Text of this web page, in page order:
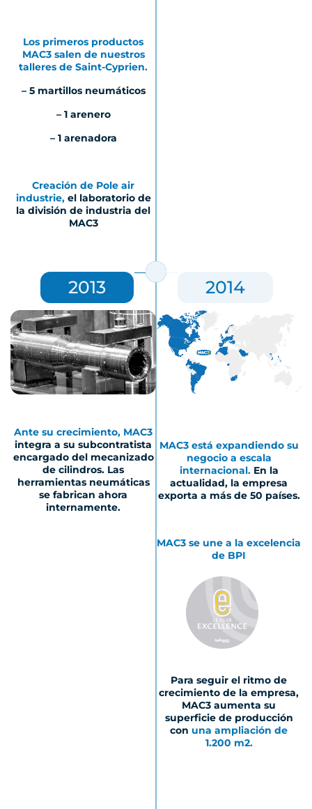
Los primeros productos
MAC3 salen de nuestros
talleres de Saint-Cyprien.
– 5 martillos neumáticos
– 1 arenero
– 1 arenadora
Creación de Pole air
industrie,el laboratorio de
la división de industria del
MAC3
2013
Ante su crecimiento, MAC3
integra a su subcontratista
encargado del mecanizado
de cilindros. Las
herramientas neumáticas
se fabrican ahora
internamente.
2014
MAC3 está expandiendo su
negocio a escala
internacional. En la
actualidad, la empresa
exporta a más de 50 países.
MAC3 se une a la excelencia
de BPI
Para seguir el ritmo de
crecimiento de la empresa,
MAC3 aumenta su
superficie de producción
con una ampliación de
1.200 m2.